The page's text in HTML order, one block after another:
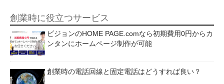
創業時に役立つサービス
ビジョンのHOME PAGE.comなら初期費用0円からカ
ンタンにホームページ制作が可能
創業時の電話回線と固定電話はどうすれば良い？